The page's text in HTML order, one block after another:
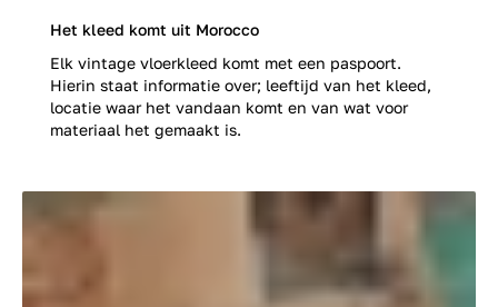
Het kleed komt uit Morocco
Elk vintage vloerkleed komt met een paspoort.
Hierin staat informatie over; leeftijd van het kleed,
locatie waar het vandaan komt en van wat voor
materiaal het gemaakt is.